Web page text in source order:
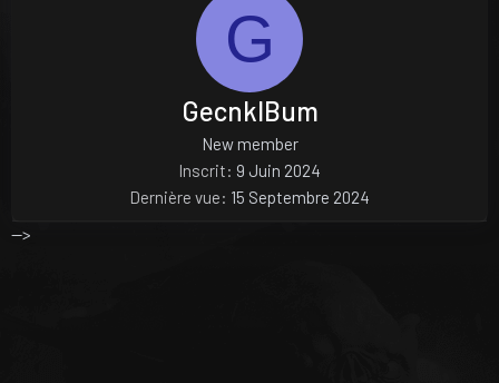
G
GecnklBum
New member
Inscrit
9 Juin 2024
Dernière vue
15 Septembre 2024
-->